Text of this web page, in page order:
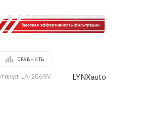
СРАВНИТЬ
LA-2069V LYNXauto